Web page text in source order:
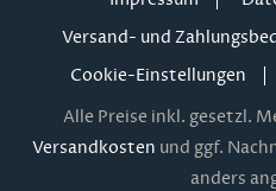
Versand- und
Cookie-Einstellungen
Alle Preise inkl. gesetzl.
Versandkosten und ggf.
anders